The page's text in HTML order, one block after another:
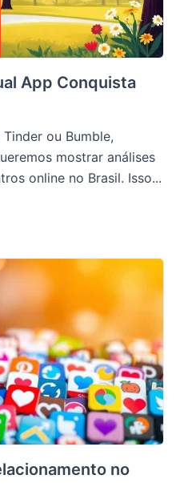
App Conquista
ou Bumble,
mostrar análises
online no Brasil. Isso...
no